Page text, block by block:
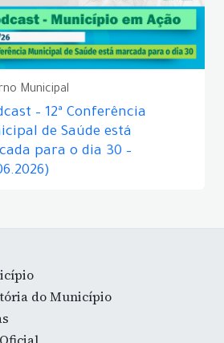
Municipal
– 12ª Conferência
de Saúde está
para o dia 30 –
do Município